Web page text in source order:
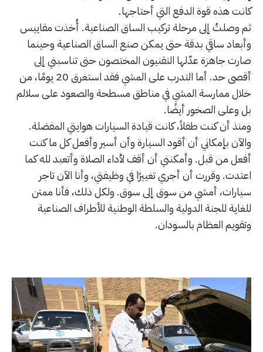
كانت هذه قوة الدفع التي أحتاجها.
ثم وصلتُ إلى مرحلة تركيب الساق الصناعية. أُخذت مقاييس
وأبعاد ساقي بدقة حتى يمكن صنع الساق الصناعية وحينما
صارت جاهزة عدّلها التقنيون المختصون حتى تناسبني إلى
أقصى حد. أما التدرب على المشي فقد استغرق 20 يومًا، من
خلال ممارسة المشي في مناطق مسطحة والصعود على سلالم
بل وعلى الصخور أيضًا.
ومنذ أن كنت طفلاً، كانت قيادة السيارات هوايتي المفضلة.
والآن بإمكاني أن أقود السيارة وأن أسير وأفعل كل ما كنت
أفعل من قبل. وأمكنني أن أقف لأداء الصلاة وأتعبد لله كما
اعتدت. وقررت أن أجري تغييرًا في وظيفتي، وأنا الآن تاجر
سيارات، أمشي من سوق إلى سوق. ولكل ذلك، فأنا ممتن
للغاية للجنة الدولية والسلطة الوطنية للأطراف الصناعية
وتقويم العظام بالسودان.